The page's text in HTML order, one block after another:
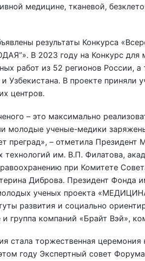
медицине, тканевой,
результаты Конкурса
В 2023 году на Конкурс для
работ из 52 регионов России, а
Узбекистана. В проекте приняли
центров.
– это максимально
молодые ученые-медики
преград», – отметила Президент
технологий им. В.П. Филатова,
при Комитете
Диброва. Президент Фонда
ученых проекта
развития и социально
группа компаний «Брайт Вэй»,
стала торжественная церемония
году Экспертный совет